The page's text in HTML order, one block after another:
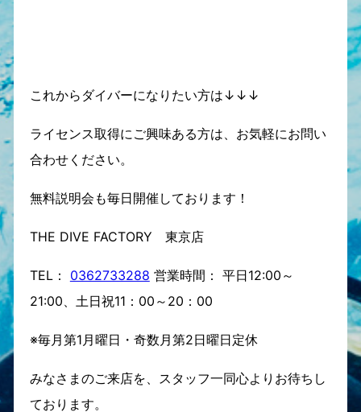
これからダイバーになりたい方は↓↓↓
ライセンス取得にご興味ある方は、お気軽にお問い
合わせください。
無料説明会も毎日開催しております！
THE DIVE FACTORY 東京店
TEL： 0362733288 営業時間： 平日12:00～
21:00、土日祝11：00～20：00
※毎月第1月曜日・奇数月第2日曜日定休
みなさまのご来店を、スタッフ一同心よりお待ちし
ております。